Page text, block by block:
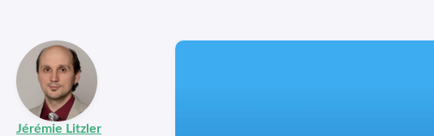
Jérémie Litzler